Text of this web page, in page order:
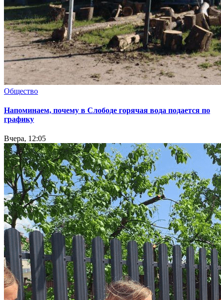
Общество
Напоминаем, почему в Слободе горячая вода подается по
графику
Вчера, 12:05